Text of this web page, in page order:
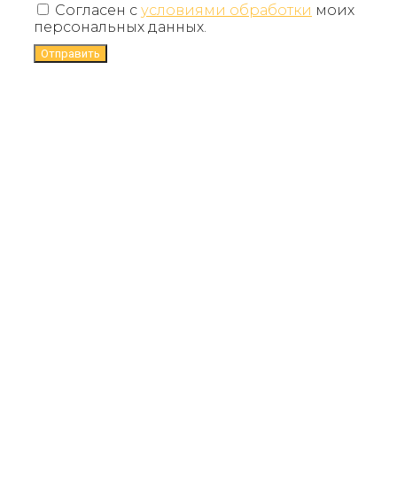
Согласен с условиями обработки моих
персональных данных.
Отправить